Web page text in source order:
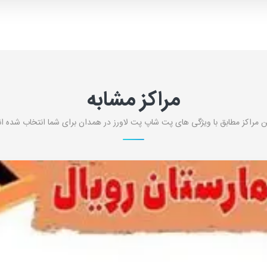
مراکز مشابه
مراکز مطابق با ویژگی های پت شاپ پت لاورز در همدان برای شما انتخاب شده